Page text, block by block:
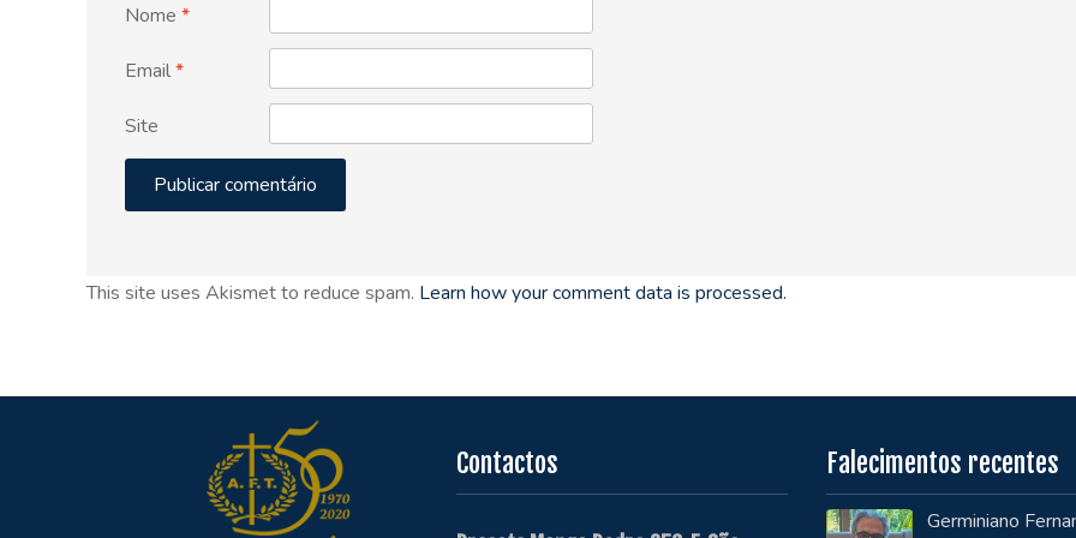
Nome *
Email*
Site
This site uses Akismet to reduce spam. Learn how your comment data is processed.
Contactos Falecimentos recentes
Germiniano